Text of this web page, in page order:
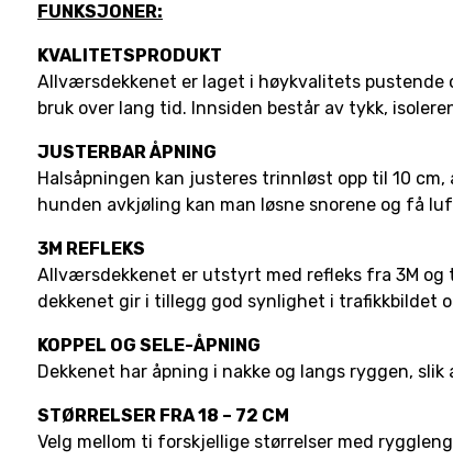
FUNKSJONER:
KVALITETSPRODUKT
Allværsdekkenet er laget i høykvalitets
bruk over lang tid. Innsiden består av tykk,
JUSTERBAR ÅPNING
Halsåpningen kan justeres trinnløst opp til 10
hunden avkjøling kan man løsne snorene og få
3M REFLEKS
Allværsdekkenet er utstyrt med refleks fra 3M og
dekkenet gir i tillegg god synlighet i trafikkbildet
KOPPEL OG SELE-ÅPNING
Dekkenet har åpning i nakke og langs ryggen,
STØRRELSER FRA 18 – 72 CM
Velg mellom ti forskjellige størrelser med